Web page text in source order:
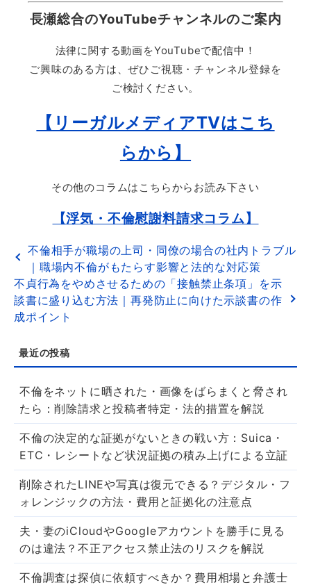
長瀬総合のYouTubeチャンネルのご案内
法律に関する動画をYouTubeで配信中！
ご興味のある方は、ぜひご視聴・チャンネル登録を
ご検討ください。
【リーガルメディアTVはこち
らから】
その他のコラムはこちらからお読み下さい
【浮気・不倫慰謝料請求コラム】
不倫相手が職場の上司・同僚の場合の社内トラブル
｜職場内不倫がもたらす影響と法的な対応策
不貞行為をやめさせるための「接触禁止条項」を示
談書に盛り込む方法｜再発防止に向けた示談書の作
成ポイント
不倫をネットに晒された・画像をばらまくと脅され
たら：削除請求と投稿者特定・法的措置を解説
不倫の決定的な証拠がないときの戦い方：Suica・
ETC・レシートなど状況証拠の積み上げによる立証
削除されたLINEや写真は復元できる？デジタル・フ
ォレンジックの方法・費用と証拠化の注意点
夫・妻のiCloudやGoogleアカウントを勝手に見る
のは違法？不正アクセス禁止法のリスクを解説
不倫調査は探偵に依頼すべきか？費用相場と弁護士